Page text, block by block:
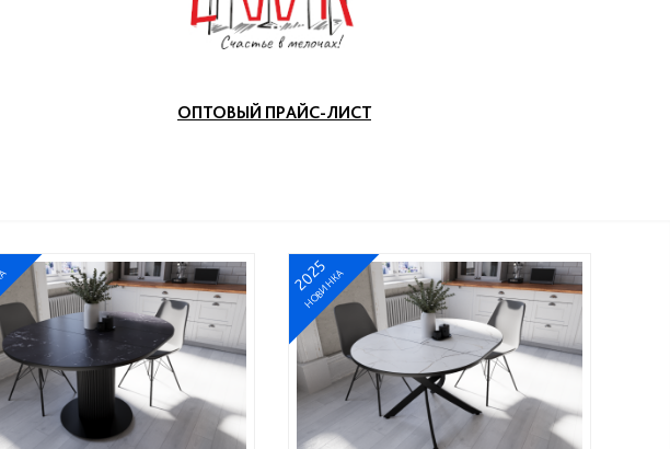
ОПТОВЫЙ ПРАЙС-ЛИСТ
2025
НОВИНКА